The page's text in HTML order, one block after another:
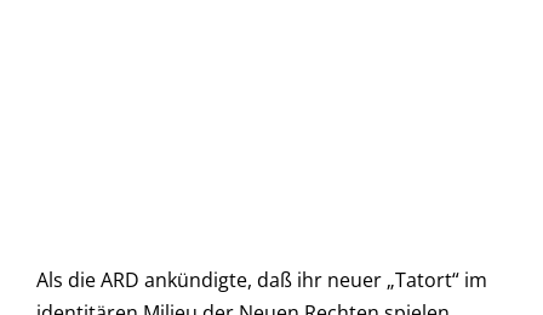
Als die ARD ankündigte, daß ihr neuer „Tatort“ im